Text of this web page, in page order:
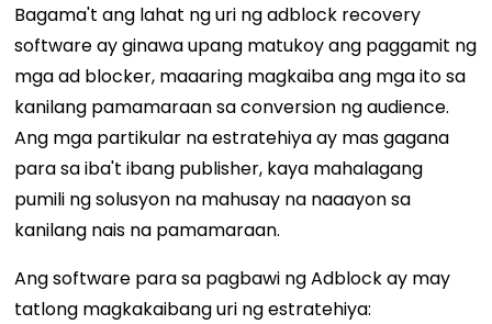
Bagama't ang lahat ng uri ng adblock recovery
software ay ginawa upang matukoy ang paggamit ng
mga ad blocker, maaaring magkaiba ang mga ito sa
kanilang pamamaraan sa conversion ng audience.
Ang mga partikular na estratehiya ay mas gagana
para sa iba't ibang publisher, kaya mahalagang
pumili ng solusyon na mahusay na naaayon sa
kanilang nais na pamamaraan.
Ang software para sa pagbawi ng Adblock ay may
tatlong magkakaibang uri ng estratehiya: